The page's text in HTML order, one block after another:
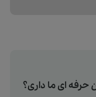
حرفه ای ما داری؟